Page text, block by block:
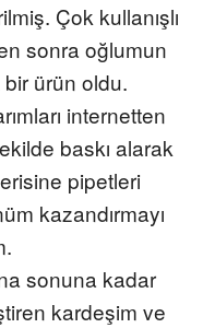
Çok kullanışlı
sonra oğlumun
ürün oldu.
internetten
baskı alarak
pipetleri
kazandırmayı
sonuna kadar
kardeşim ve